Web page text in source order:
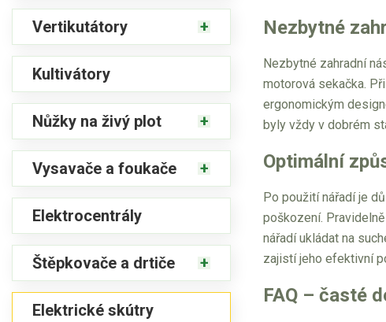
Vertikutátory
Kultivátory
Nůžky na živý plot
Vysavače a foukače
Elektrocentrály
Štěpkovače a drtiče
Elektrické skútry
Nezbytné
Nezbytné zahradní
motorová sekačka.
ergonomickým
byly vždy v dobrém
Optimální
Po použití nářadí je
poškození.
nářadí ukládat na
zajistí jeho efektivní
FAQ – časté